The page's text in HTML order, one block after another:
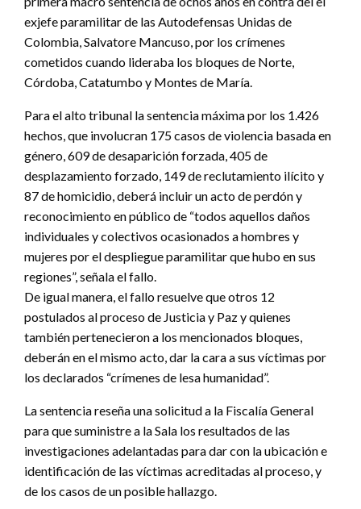
exjefe paramilitar de las Autodefensas Unidas de
Colombia, Salvatore Mancuso, por los crímenes
cometidos cuando lideraba los bloques de Norte,
Córdoba, Catatumbo y Montes de María.
Para el alto tribunal la sentencia máxima por los 1.426
hechos, que involucran 175 casos de violencia basada en
género, 609 de desaparición forzada, 405 de
desplazamiento forzado, 149 de reclutamiento ilícito y
87 de homicidio, deberá incluir un acto de perdón y
reconocimiento en público de “todos aquellos daños
individuales y colectivos ocasionados a hombres y
mujeres por el despliegue paramilitar que hubo en sus
regiones”, señala el fallo.
De igual manera, el fallo resuelve que otros 12
postulados al proceso de Justicia y Paz y quienes
también pertenecieron a los mencionados bloques,
deberán en el mismo acto, dar la cara a sus víctimas por
los declarados “crímenes de lesa humanidad”.
La sentencia reseña una solicitud a la Fiscalía General
para que suministre a la Sala los resultados de las
investigaciones adelantadas para dar con la ubicación e
identificación de las víctimas acreditadas al proceso, y
de los casos de un posible hallazgo.